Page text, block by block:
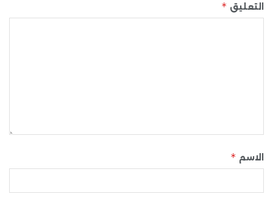
التعليق *
الاسم *